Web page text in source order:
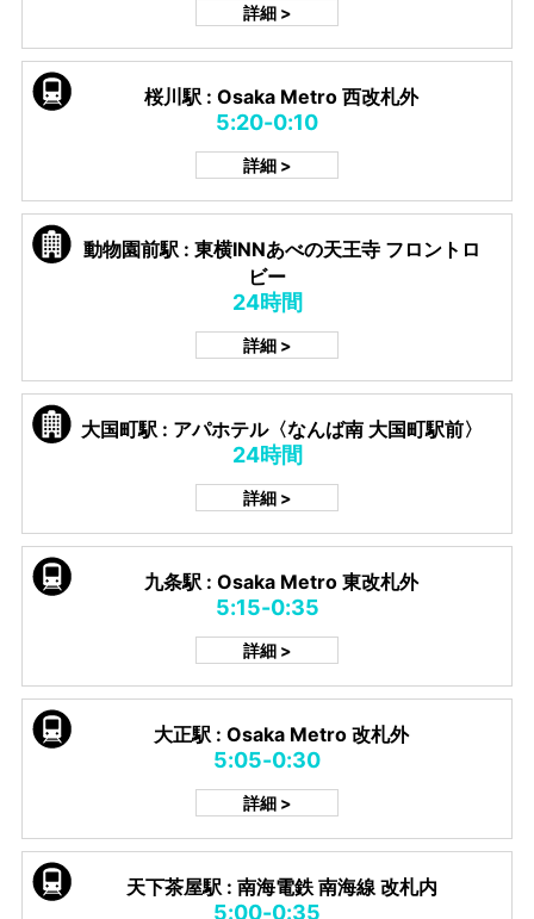
詳細 >
桜川駅 : Osaka Metro 西改札外
5:20-0:10
詳細 >
動物園前駅 : 東横INNあべの天王寺 フロントロ
ビー
24時間
詳細 >
大国町駅 : アパホテル〈なんば南 大国町駅前〉
24時間
詳細 >
九条駅 : Osaka Metro 東改札外
5:15-0:35
詳細 >
大正駅 : Osaka Metro 改札外
5:05-0:30
詳細 >
天下茶屋駅 : 南海電鉄 南海線 改札内
5:00-0:35